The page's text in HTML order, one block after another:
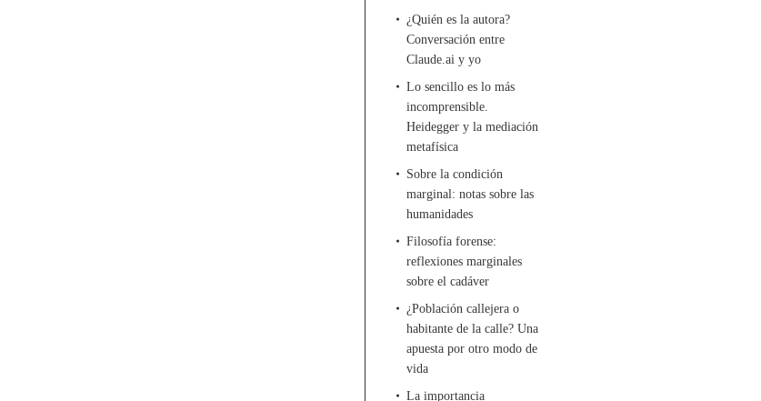
¿Quién es la autora?
Conversación entre
Claude.ai y yo
Lo sencillo es lo más
incomprensible.
Heidegger y la mediación
metafísica
Sobre la condición
marginal: notas sobre las
humanidades
Filosofía forense:
reflexiones marginales
sobre el cadáver
¿Población callejera o
habitante de la calle? Una
apuesta por otro modo de
vida
La importancia